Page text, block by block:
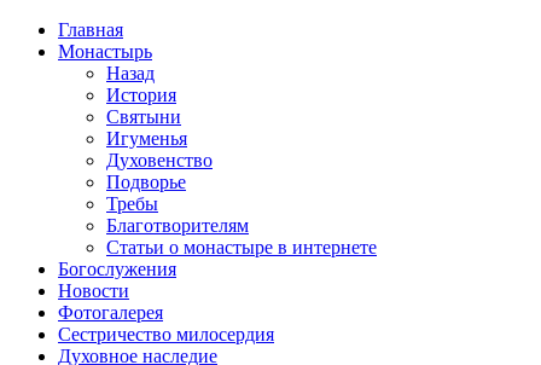
Перейти
содержимому
Главная
Монастырь
Назад
История
Святыни
Игуменья
Духовенство
Подворье
Требы
Благотворителям
Статьи о монастыре в интернете
Богослужения
Новости
Фотогалерея
Сестричество милосердия
Духовное наследие